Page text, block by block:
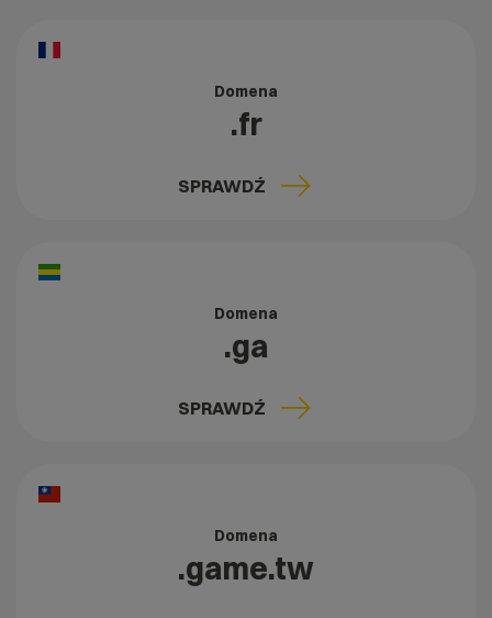
Domena
.fr
SPRAWDŹ
Domena
.ga
SPRAWDŹ
Domena
.game.tw